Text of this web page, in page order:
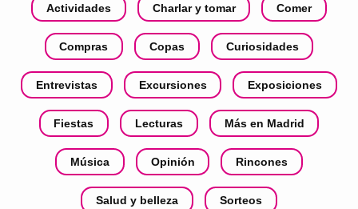
Actividades Charlar y tomar Comer
Compras Copas Curiosidades
Entrevistas Excursiones Exposiciones
Fiestas Lecturas Más en Madrid
Música Opinión Rincones
Salud y belleza Sorteos